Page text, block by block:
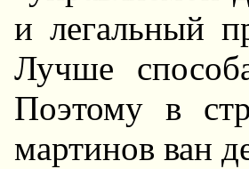
и легальный
Лучше
Поэтому в
мартинов ван